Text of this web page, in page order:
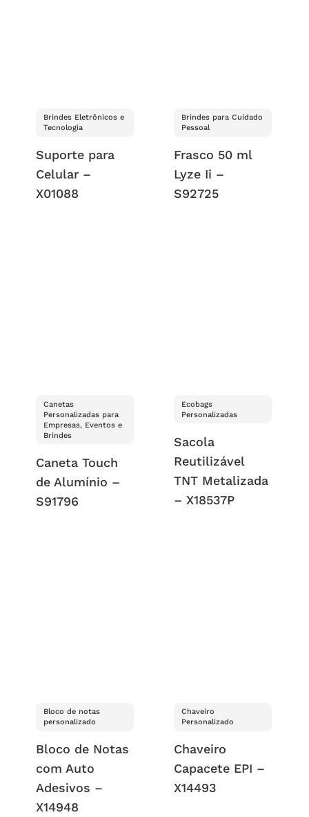
Brindes Eletrônicos e
Tecnologia
Suporte para
Celular –
X01088
Brindes para Cuidado
Pessoal
Frasco 50 ml
Lyze Ii –
S92725
Canetas
Personalizadas para
Empresas, Eventos e
Brindes
Caneta Touch
de Alumínio –
S91796
Ecobags
Personalizadas
Sacola
Reutilizável
TNT Metalizada
– X18537P
Bloco de notas
personalizado
Bloco de Notas
com Auto
Adesivos –
X14948
Chaveiro
Personalizado
Chaveiro
Capacete EPI –
X14493